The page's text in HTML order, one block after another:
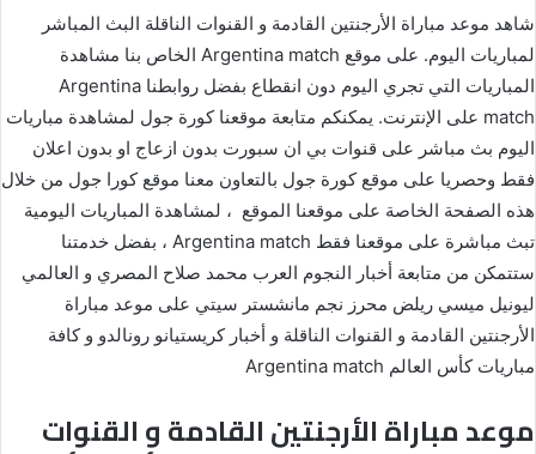
شاهد موعد مباراة الأرجنتين القادمة و القنوات الناقلة البث المباشر
لمباريات اليوم. على موقع Argentina match الخاص بنا مشاهدة
المباريات التي تجري اليوم دون انقطاع بفضل روابطنا Argentina
match على الإنترنت. يمكنكم متابعة موقعنا كورة جول لمشاهدة مباريات
اليوم بث مباشر على قنوات بي ان سبورت بدون ازعاج او بدون اعلان
فقط وحصريا على موقع كورة جول بالتعاون معنا موقع كورا جول من خلال
هذه الصفحة الخاصة على موقعنا الموقع ، لمشاهدة المباريات اليومية
تبث مباشرة على موقعنا فقط Argentina match ، بفضل خدمتنا
ستتمكن من متابعة أخبار النجوم العرب محمد صلاح المصري و العالمي
ليونيل ميسي ريلض محرز نجم مانشستر سيتي على موعد مباراة
الأرجنتين القادمة و القنوات الناقلة و أخبار كريستيانو رونالدو و كافة
مباريات كأس العالم Argentina match
موعد مباراة الأرجنتين القادمة و القنوات